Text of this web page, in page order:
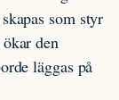
som styr
den
läggas på